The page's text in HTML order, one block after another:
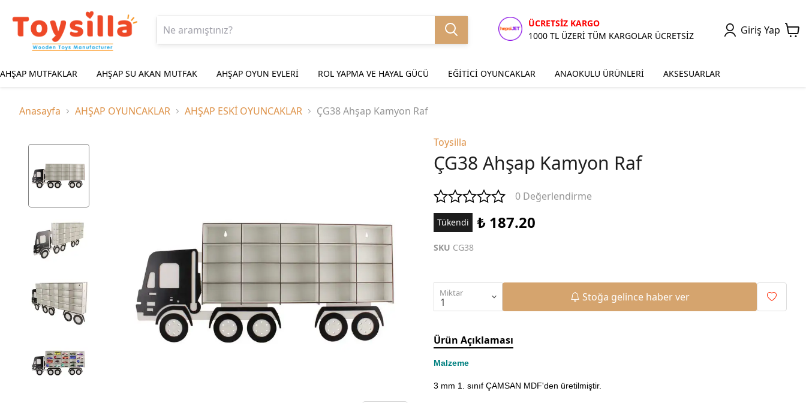
ÜCRETSİZ KARGO
1000 TL ÜZERİ TÜM KARGOLAR ÜCRETSİZ
Giriş Yap
AHŞAP MUTFAKLAR AHŞAP SU AKAN MUTFAK AHŞAP OYUN EVLERİ ROL YAPMA VE HAYAL GÜCÜ EĞİTİCİ OYUNCAKLAR ANAOKULU ÜRÜNLERİ AKSESUARLAR
Anasayfa AHŞAP OYUNCAKLAR AHŞAP ESKİ OYUNCAKLAR ÇG38 Ahşap Kamyon Raf
Toysilla
ÇG38 Ahşap Kamyon Raf
0 Değerlendirme
Tükendi ₺ 187.20
SKU CG38
Miktar Stoğa gelince haber ver
Ürün Açıklaması
Malzeme
3 mm 1. sınıf ÇAMSAN MDF'den üretilmiştir.